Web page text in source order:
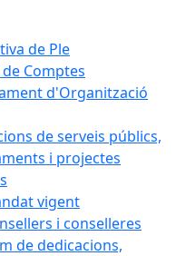
de Ple
Comptes
d'Organització
de serveis públics,
i projectes
vigent
i conselleres
de dedicacions,